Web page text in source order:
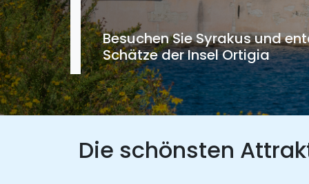
Besuchen Sie Syrakus und
Schätze der Insel Ortigia
Die schönsten